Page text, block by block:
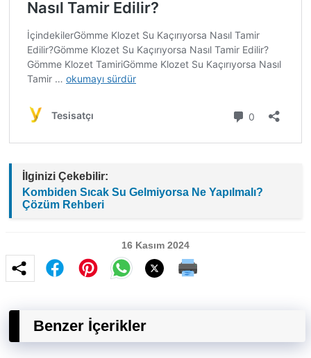
İlginizi Çekebilir:
Kombiden Sıcak Su Gelmiyorsa Ne Yapılmalı?
Çözüm Rehberi
16 Kasım 2024
Benzer İçerikler